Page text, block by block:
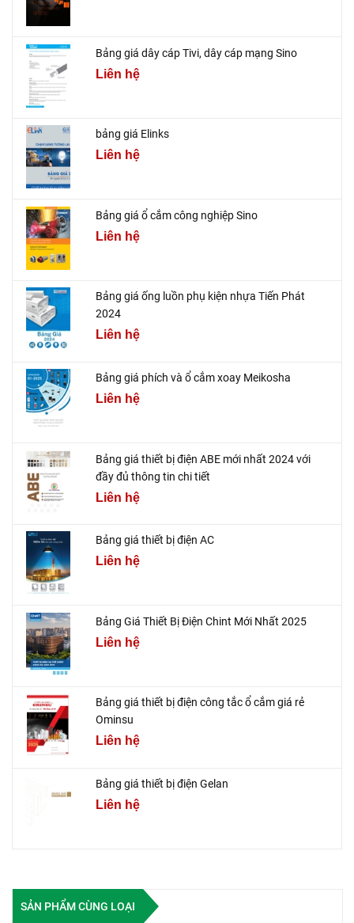
Bảng giá dây cáp Tivi, dây cáp mạng Sino
Liên hệ
bảng giá Elinks
Liên hệ
Bảng giá ổ cắm công nghiệp Sino
Liên hệ
Bảng giá ống luồn phụ kiện nhựa Tiến Phát
2024
Liên hệ
Bảng giá phích và ổ cắm xoay Meikosha
Liên hệ
Bảng giá thiết bị điện ABE mới nhất 2024 với
đầy đủ thông tin chi tiết
Liên hệ
Bảng giá thiết bị điện AC
Liên hệ
Bảng Giá Thiết Bị Điện Chint Mới Nhất 2025
Liên hệ
Bảng giá thiết bị điện công tắc ổ cắm giá rẻ
Ominsu
Liên hệ
Bảng giá thiết bị điện Gelan
Liên hệ
SẢN PHẨM CÙNG LOẠI